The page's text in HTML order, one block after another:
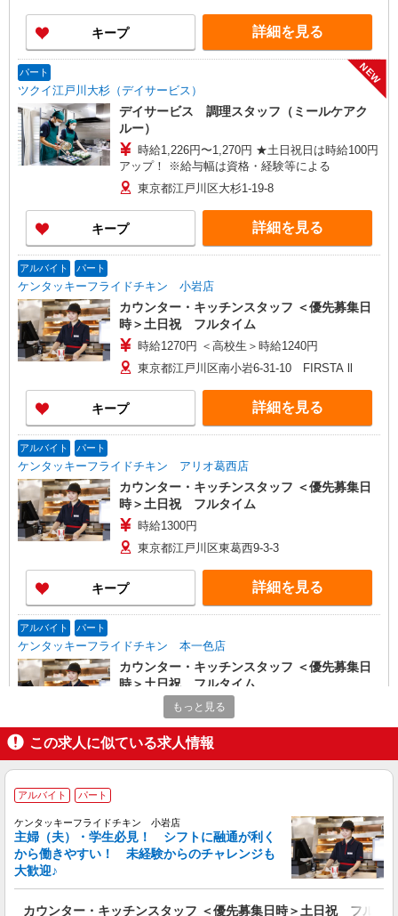
キープ 詳細を見る
パート
ツクイ江戸川大杉（デイサービス）
NEW
デイサービス 調理スタッフ（ミールケアク
ルー）
時給1,226円〜1,270円 ★土日祝日は時給100円
アップ！ ※給与幅は資格・経験等による
東京都江戸川区大杉1-19-8
キープ 詳細を見る
アルバイト パート
ケンタッキーフライドチキン 小岩店
カウンター・キッチンスタッフ ＜優先募集日
時＞土日祝 フルタイム
時給1270円 ＜高校生＞時給1240円
東京都江戸川区南小岩6-31-10 FIRSTA ll
キープ 詳細を見る
アルバイト パート
ケンタッキーフライドチキン アリオ葛西店
カウンター・キッチンスタッフ ＜優先募集日
時＞土日祝 フルタイム
時給1300円
東京都江戸川区東葛西9-3-3
キープ 詳細を見る
アルバイト パート
ケンタッキーフライドチキン 本一色店
カウンター・キッチンスタッフ ＜優先募集日
時＞土日祝 フルタイム
時給1270円 ＜高校生＞時給1240円
東京都江戸川区本一色2-23-17
キープ 詳細を見る
ケンタッキーフライドチキン 平井店
カウンター・キッチンスタッフ ＜優先募集日
時＞土日祝 11:00〜17:00
時給1250円 ＜高校生＞時給1230円
東京都江戸川区平井5-21-12
もっと見る
この求人に似ている求人情報
アルバイト パート
ケンタッキーフライドチキン 小岩店
主婦（夫）・学生必見！ シフトに融通が利く
から働きやすい！ 未経験からのチャレンジも
大歓迎♪
カウンター・キッチンスタッフ ＜優先募集日時＞土日祝 フルタ